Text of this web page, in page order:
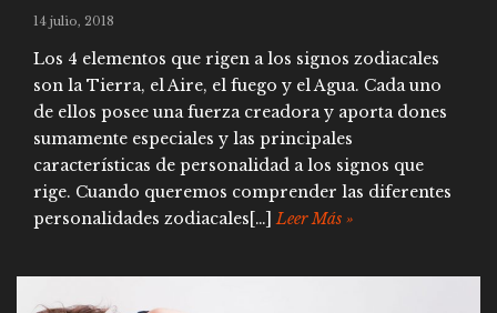
14 julio, 2018
Los 4 elementos que rigen a los signos zodiacales
son la Tierra, el Aire, el fuego y el Agua. Cada uno
de ellos posee una fuerza creadora y aporta dones
sumamente especiales y las principales
características de personalidad a los signos que
rige. Cuando queremos comprender las diferentes
personalidades zodiacales[…] Leer Más »